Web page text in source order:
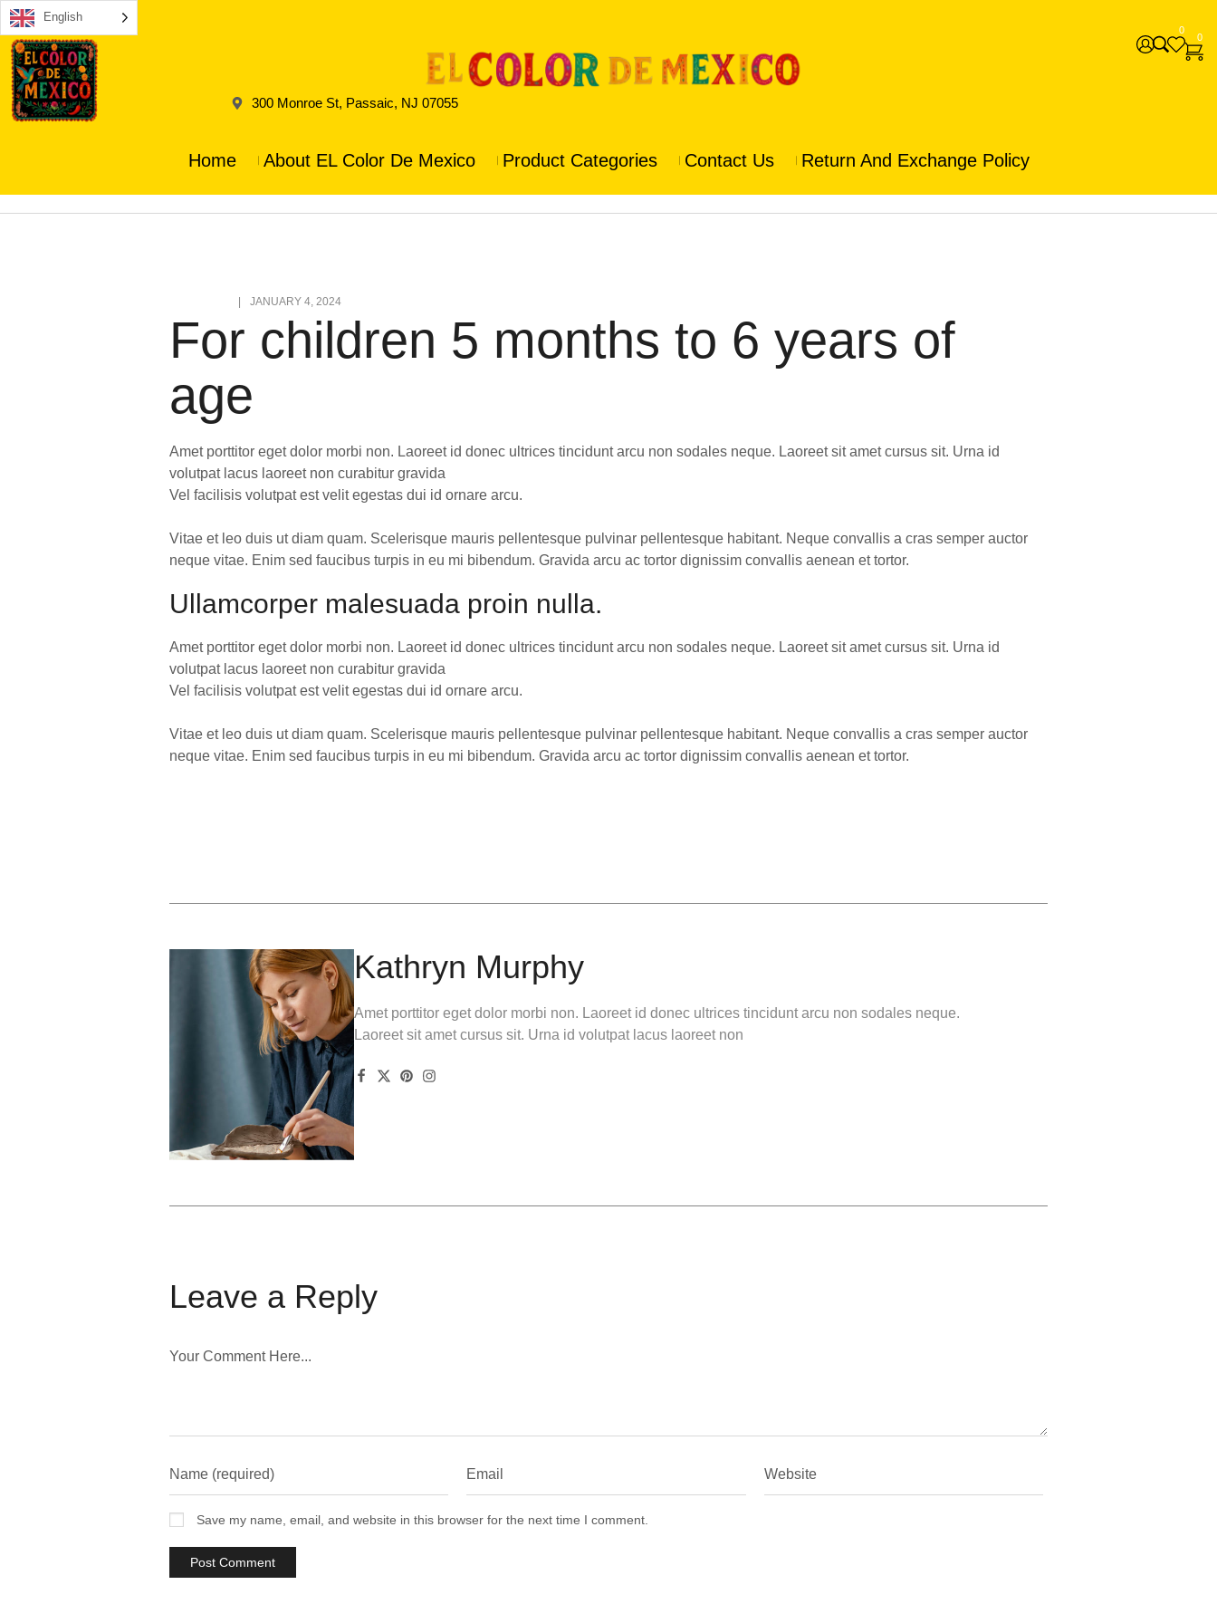
English
300 Monroe St, Passaic, NJ 07055
0
0
Home About EL Color De Mexico Product Categories Contact Us Return And Exchange Policy
JANUARY 4, 2024
For children 5 months to 6 years of
age
Amet porttitor eget dolor morbi non. Laoreet id donec ultrices tincidunt arcu non sodales neque. Laoreet sit amet cursus sit. Urna id
volutpat lacus laoreet non curabitur gravida
Vel facilisis volutpat est velit egestas dui id ornare arcu.
Vitae et leo duis ut diam quam. Scelerisque mauris pellentesque pulvinar pellentesque habitant. Neque convallis a cras semper auctor
neque vitae. Enim sed faucibus turpis in eu mi bibendum. Gravida arcu ac tortor dignissim convallis aenean et tortor.
Ullamcorper malesuada proin nulla.
Amet porttitor eget dolor morbi non. Laoreet id donec ultrices tincidunt arcu non sodales neque. Laoreet sit amet cursus sit. Urna id
volutpat lacus laoreet non curabitur gravida
Vel facilisis volutpat est velit egestas dui id ornare arcu.
Vitae et leo duis ut diam quam. Scelerisque mauris pellentesque pulvinar pellentesque habitant. Neque convallis a cras semper auctor
neque vitae. Enim sed faucibus turpis in eu mi bibendum. Gravida arcu ac tortor dignissim convallis aenean et tortor.
Kathryn Murphy
Amet porttitor eget dolor morbi non. Laoreet id donec ultrices tincidunt arcu non sodales neque.
Laoreet sit amet cursus sit. Urna id volutpat lacus laoreet non
Leave a Reply
Save my name, email, and website in this browser for the next time I comment.